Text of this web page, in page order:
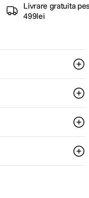
Livrare gratuita
499lei